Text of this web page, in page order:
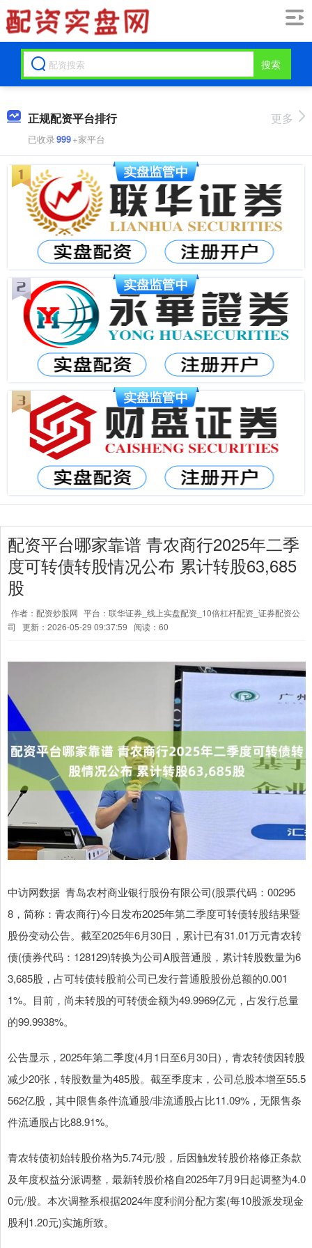
搜索
正规配资平台排行
已收录999+家平台
更多
配资平台哪家靠谱 青农商行2025年二季
度可转债转股情况公布 累计转股63,685
股
作者：配资炒股网 平台：联华证券_线上实盘配资_10倍杠杆配资_证券配资公
司
更新：2026-05-29 09:37:59 阅读：60
中访网数据 青岛农村商业银行股份有限公司(股票代码：00295
8，简称：青农商行)今日发布2025年第二季度可转债转股结果暨
股份变动公告。截至2025年6月30日，累计已有31.01万元青农转
债(债券代码：128129)转换为公司A股普通股，累计转股数量为6
3,685股，占可转债转股前公司已发行普通股股份总额的0.001
1%。目前，尚未转股的可转债金额为49.9969亿元，占发行总量
的99.9938%。
公告显示，2025年第二季度(4月1日至6月30日)，青农转债因转股
减少20张，转股数量为485股。截至季度末，公司总股本增至55.5
562亿股，其中限售条件流通股/非流通股占比11.09%，无限售条
件流通股占比88.91%。
青农转债初始转股价格为5.74元/股，后因触发转股价格修正条款
及年度权益分派调整，最新转股价格自2025年7月9日起调整为4.0
0元/股。本次调整系根据2024年度利润分配方案(每10股派发现金
股利1.20元)实施所致。